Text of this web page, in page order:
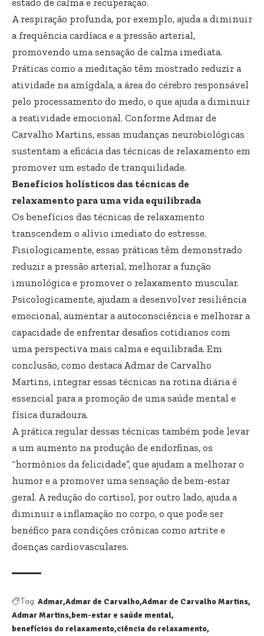
A respiração profunda, por exemplo, ajuda a diminuir
a frequência cardíaca e a pressão arterial,
promovendo uma sensação de calma imediata.
Práticas como a meditação têm mostrado reduzir a
atividade na amígdala, a área do cérebro responsável
pelo processamento do medo, o que ajuda a diminuir
a reatividade emocional. Conforme Admar de
Carvalho Martins, essas mudanças neurobiológicas
sustentam a eficácia das técnicas de relaxamento em
promover um estado de tranquilidade.
Benefícios holísticos das técnicas de
relaxamento para uma vida equilibrada
Os benefícios das técnicas de relaxamento
transcendem o alívio imediato do estresse.
Fisiologicamente, essas práticas têm demonstrado
reduzir a pressão arterial, melhorar a função
imunológica e promover o relaxamento muscular.
Psicologicamente, ajudam a desenvolver resiliência
emocional, aumentar a autoconsciência e melhorar a
capacidade de enfrentar desafios cotidianos com
uma perspectiva mais calma e equilibrada. Em
conclusão, como destaca Admar de Carvalho
Martins, integrar essas técnicas na rotina diária é
essencial para a promoção de uma saúde mental e
física duradoura.
A prática regular dessas técnicas também pode levar
a um aumento na produção de endorfinas, os
“hormônios da felicidade”, que ajudam a melhorar o
humor e a promover uma sensação de bem-estar
geral. A redução do cortisol, por outro lado, ajuda a
diminuir a inflamação no corpo, o que pode ser
benéfico para condições crônicas como artrite e
doenças cardiovasculares.
Tag: Admar Admar de Carvalho Admar de Carvalho Martins
Admar Martins bem-estar e saúde mental
benefícios do relaxamento ciência do relaxamento